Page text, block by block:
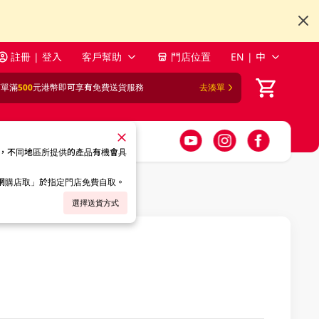
註冊 | 登入 客戶幫助 門店位置 EN | 中
滿500元港幣即可享有免費送貨服務 去湊單
不同地區所提供的產品有機會具
店取」於指定門店免費自取。
選擇送貨方式